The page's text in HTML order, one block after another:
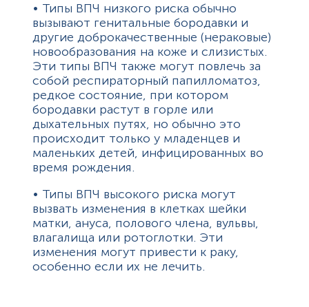
• Типы ВПЧ низкого риска обычно
вызывают генитальные бородавки и
другие доброкачественные (нераковые)
новообразования на коже и слизистых.
Эти типы ВПЧ также могут повлечь за
собой респираторный папилломатоз,
редкое состояние, при котором
бородавки растут в горле или
дыхательных путях, но обычно это
происходит только у младенцев и
маленьких детей, инфицированных во
время рождения.
• Типы ВПЧ высокого риска могут
вызвать изменения в клетках шейки
матки, ануса, полового члена, вульвы,
влагалища или ротоглотки. Эти
изменения могут привести к раку,
особенно если их не лечить.